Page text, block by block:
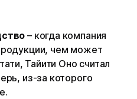
– когда компания
чем может
Тайити Оно считал
из-за которого